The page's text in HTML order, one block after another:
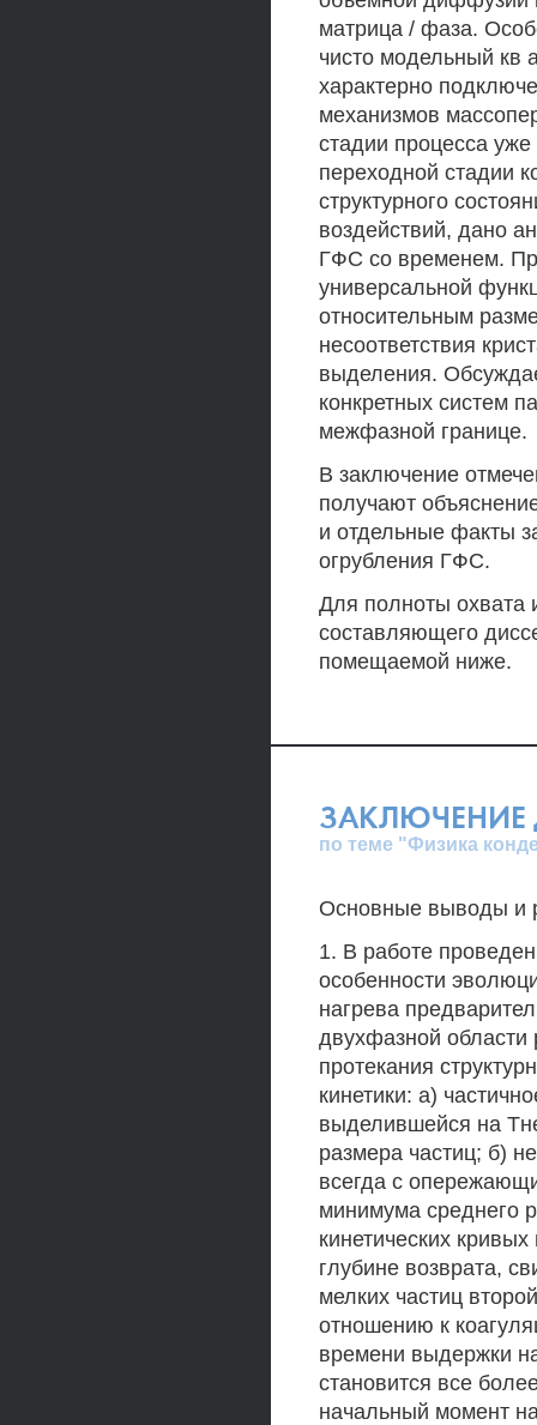
матрица / фаза.
чисто модельный кв
характерно
механизмов
стадии процесса
переходной стадии
структурного
воздействий, дано
ГФС со временем.
универсальной
относительным
несоответствия
выделения.
конкретных систем
межфазной границе.
В заключение
получают
и отдельные факты
огрубления ГФС.
Для полноты охвата
составляющего
помещаемой ниже.
ЗАКЛЮЧЕНИЕ
по теме "Физика
Основные выводы и
1. В работе
особенности
нагрева
двухфазной
протекания
кинетики: а)
выделившейся на
размера частиц; б)
всегда с
минимума среднего
кинетических
глубине возврата,
мелких частиц
отношению к
времени выдержки
становится все
начальный момент